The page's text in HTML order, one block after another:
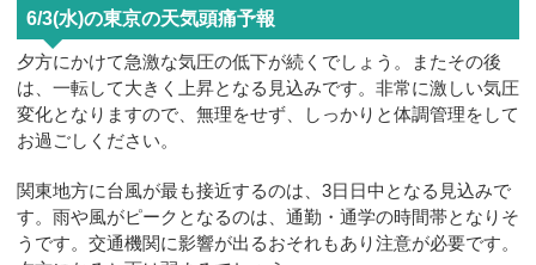
6/3(水)の東京の天気頭痛予報
夕方にかけて急激な気圧の低下が続くでしょう。またその後
は、一転して大きく上昇となる見込みです。非常に激しい気圧
変化となりますので、無理をせず、しっかりと体調管理をして
お過ごしください。
関東地方に台風が最も接近するのは、3日日中となる見込みで
す。雨や風がピークとなるのは、通勤・通学の時間帯となりそ
うです。交通機関に影響が出るおそれもあり注意が必要です。